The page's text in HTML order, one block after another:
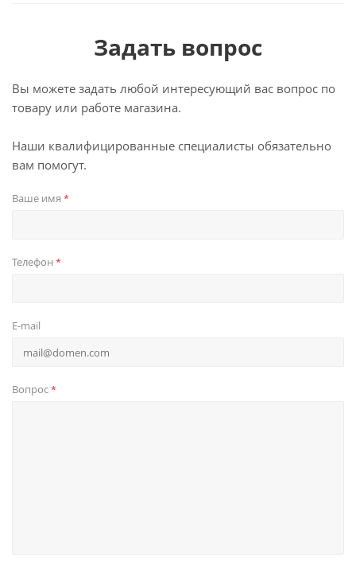
Задать вопрос
Вы можете задать любой интересующий вас вопрос по
товару или работе магазина.
Наши квалифицированные специалисты обязательно
вам помогут.
Ваше имя *
Телефон *
E-mail
Вопрос*